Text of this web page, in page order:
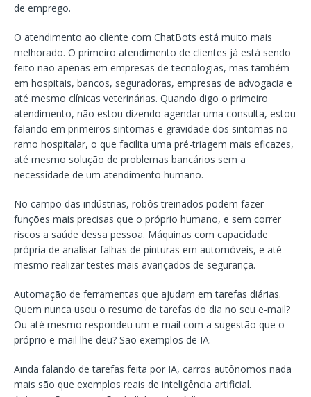
de emprego.
O atendimento ao cliente com ChatBots está muito mais
melhorado. O primeiro atendimento de clientes já está sendo
feito não apenas em empresas de tecnologias, mas também
em hospitais, bancos, seguradoras, empresas de advogacia e
até mesmo clínicas veterinárias. Quando digo o primeiro
atendimento, não estou dizendo agendar uma consulta, estou
falando em primeiros sintomas e gravidade dos sintomas no
ramo hospitalar, o que facilita uma pré-triagem mais eficazes,
até mesmo solução de problemas bancários sem a
necessidade de um atendimento humano.
No campo das indústrias, robôs treinados podem fazer
funções mais precisas que o próprio humano, e sem correr
riscos a saúde dessa pessoa. Máquinas com capacidade
própria de analisar falhas de pinturas em automóveis, e até
mesmo realizar testes mais avançados de segurança.
Automação de ferramentas que ajudam em tarefas diárias.
Quem nunca usou o resumo de tarefas do dia no seu e-mail?
Ou até mesmo respondeu um e-mail com a sugestão que o
próprio e-mail lhe deu? São exemplos de IA.
Ainda falando de tarefas feita por IA, carros autônomos nada
mais são que exemplos reais de inteligência artificial.